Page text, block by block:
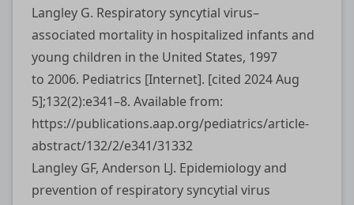
Langley G. Respiratory syncytial virus–
associated mortality in hospitalized infants and
young children in the United States, 1997
to 2006. Pediatrics [Internet]. [cited 2024 Aug
5];132(2):e341–8. Available from:
https://publications.aap.org/pediatrics/article-
abstract/132/2/e341/31332
Langley GF, Anderson LJ. Epidemiology and
prevention of respiratory syncytial virus